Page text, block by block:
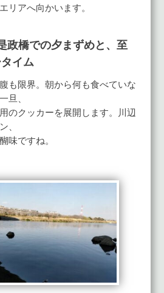
エリアへ向かいます。
政橋での夕まずめと、至
イム
も限界。朝から何も食べていな
旦、
のクッカーを展開します。川辺
、
味ですね。